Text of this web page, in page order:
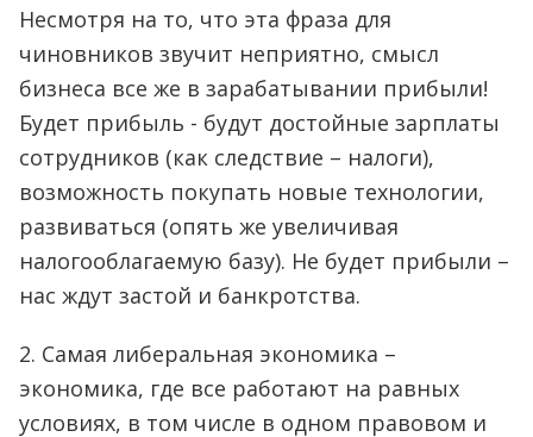
Несмотря на то, что эта фраза для
чиновников звучит неприятно, смысл
бизнеса все же в зарабатывании прибыли!
Будет прибыль - будут достойные зарплаты
сотрудников (как следствие – налоги),
возможность покупать новые технологии,
развиваться (опять же увеличивая
налогооблагаемую базу). Не будет прибыли –
нас ждут застой и банкротства.
2. Самая либеральная экономика –
экономика, где все работают на равных
условиях, в том числе в одном правовом и